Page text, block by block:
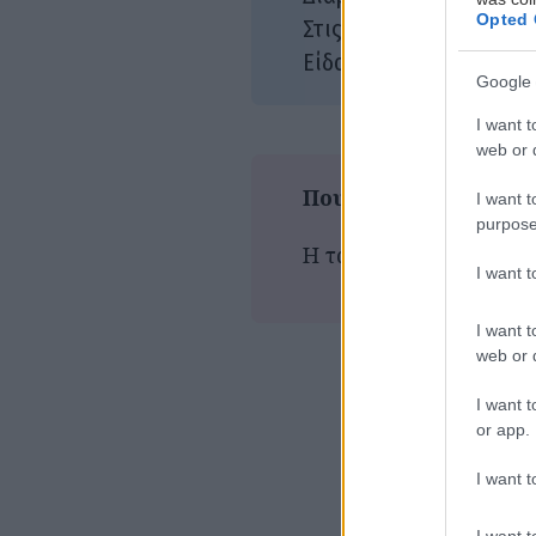
Opted
Google
I want
web or
I want
I want
I want
web or
I want
or app.
I want
Στις αίθουσες: 23/
Είδος:
Που παίζεται τώρα
Η ταινία δεν